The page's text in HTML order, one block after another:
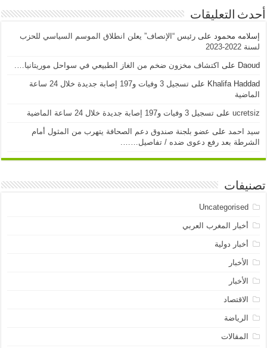
أحدث التعليقات
إسلامه محمود علىرئيس “الإنصاف” يعلن انطلاق الموسم السياسي للحزب
لسنة 2022-2023
Daoud على اكتشاف مخزون ضخم من الغاز الطبيعي في سواحل موريتانيا….
Khalifa Haddad على
تسجيل 3 وفيات و197 إصابة جديدة خلال 24 ساعة
الماضية
ucretsiz علىتسجيل 3 وفيات و197 إصابة جديدة خلال 24 ساعة الماضية
سيد احمد على عضو بلجنة صندوق دعم الصحافة يتهرب من المثول أمام
الشرطة بعد رفع دعوى ضده / تفاصيل…….
تصنيفات
Uncategorised
أخبار المغرب العربي
أخبار دولية
الأخبار
الأخبار
الاقتصاد
الرياضة
المقالات